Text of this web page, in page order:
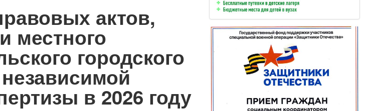
актов,
местного
городского
в 2026 году